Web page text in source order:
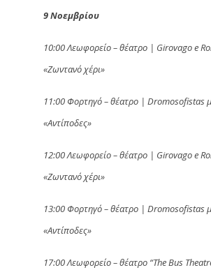
9 Νοεμβρίου
10:00 Λεωφορείο – θέατρο | Girovago e
«Ζωντανό χέρι»
11:00 Φορτηγό – θέατρο | Dromosofistas
«Αντίποδες»
12:00 Λεωφορείο – θέατρο | Girovago e
«Ζωντανό χέρι»
13:00 Φορτηγό – θέατρο | Dromosofistas
«Αντίποδες»
17:00 Λεωφορείο – θέατρο “The Bus